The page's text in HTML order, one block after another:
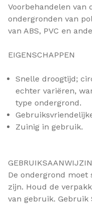
Voorbehandelen van
ondergronden van
van ABS, PVC en
EIGENSCHAPPEN
Snelle droogtijd;
echter variëren,
type ondergrond.
Zuinig in gebruik.
De ondergrond moet
zijn. Houd de
van gebruik. Gebruik